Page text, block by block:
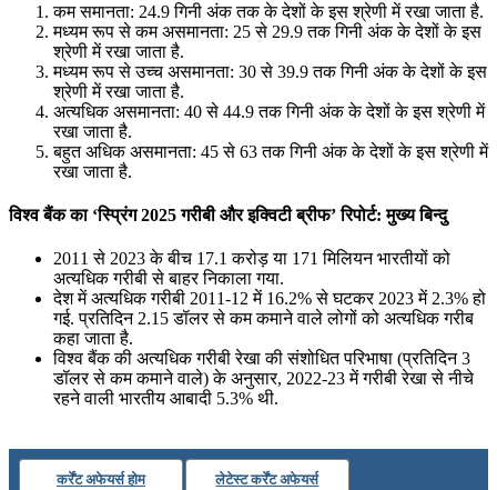
कम समानता: 24.9 गिनी अंक तक के देशों के इस श्रेणी में रखा जाता है.
मध्यम रूप से कम असमानता: 25 से 29.9 तक गिनी अंक के देशों के इस
श्रेणी में रखा जाता है.
मध्यम रूप से उच्च असमानता: 30 से 39.9 तक गिनी अंक के देशों के इस
श्रेणी में रखा जाता है.
अत्यधिक असमानता: 40 से 44.9 तक गिनी अंक के देशों के इस श्रेणी में
रखा जाता है.
बहुत अधिक असमानता: 45 से 63 तक गिनी अंक के देशों के इस श्रेणी में
रखा जाता है.
विश्व बैंक का ‘स्प्रिंग 2025 गरीबी और इक्विटी ब्रीफ’ रिपोर्ट: मुख्य बिन्दु
2011 से 2023 के बीच 17.1 करोड़ या 171 मिलियन भारतीयों को
अत्यधिक गरीबी से बाहर निकाला गया.
देश में अत्यधिक गरीबी 2011-12 में 16.2% से घटकर 2023 में 2.3% हो
गई. प्रतिदिन 2.15 डॉलर से कम कमाने वाले लोगों को अत्यधिक गरीब
कहा जाता है.
विश्व बैंक की अत्यधिक गरीबी रेखा की संशोधित परिभाषा (प्रतिदिन 3
डॉलर से कम कमाने वाले) के अनुसार, 2022-23 में गरीबी रेखा से नीचे
रहने वाली भारतीय आबादी 5.3% थी.
कर्रेंट अफेयर्स होम लेटेस्ट कर्रेंट अफेयर्स